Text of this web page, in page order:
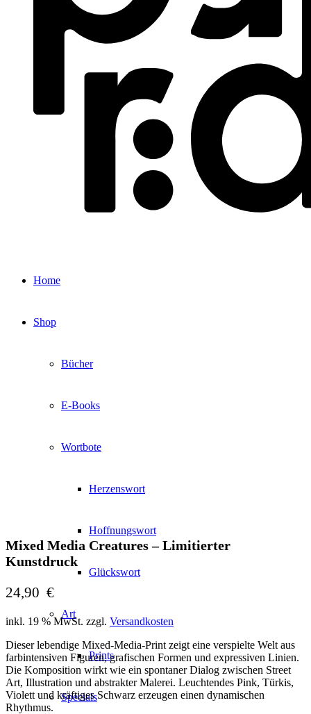
Home
Shop
Bücher
E-Books
Wortbote
Herzenswort
Hoffnungswort
Glückswort
Art
Prints
Specials
Mixed Media Creatures – Limitierter
Kunstdruck
24,90 €
inkl. 19 % MwSt. zzgl. Versandkosten
Dieser lebendige Mixed-Media-Print zeigt eine verspielte Welt aus
farbintensiven Figuren, grafischen Formen und expressiven Linien.
Die Komposition wirkt wie ein spontaner Dialog zwischen Street
Art, Illustration und abstrakter Malerei. Leuchtendes Pink, Türkis,
Violett und kräftiges Schwarz erzeugen einen dynamischen
Rhythmus.